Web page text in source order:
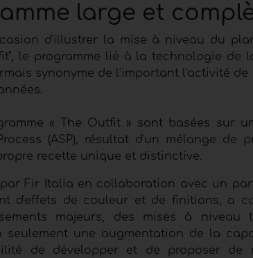
large et
d'illustrer la mise à niveau du
le programme lié à la technologie de
synonyme de l'important l'activité
« The Outfit » sont basées sur
(ASP), résultat d'un mélange de
recette unique et distinctive.
par Fir Italia en collaboration avec un
d'effets de couleur et de finitions, a
majeurs, des mises à niveau
seulement une augmentation de la
de développer et de proposer de